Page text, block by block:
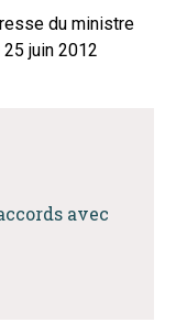
du ministre
juin 2012
avec